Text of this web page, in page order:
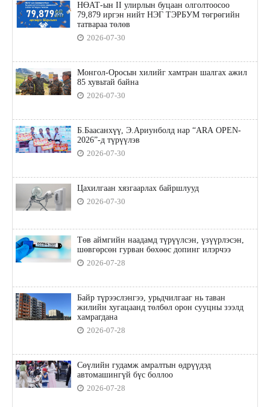
НӨАТ-ын II улирлын буцаан олголтоосоо
79,879 иргэн нийт НЭГ ТЭРБУМ төгрөгийн
татвараа төлөв
2026-07-30
Монгол-Оросын хилийг хамтран шалгах ажил
85 хувьтай байна
2026-07-30
Б.Баасанхүү, Э.Ариунболд нар “ARA OPEN-
2026”-д түрүүлэв
2026-07-30
Цахилгаан хязгаарлах байршлууд
2026-07-30
Төв аймгийн наадамд түрүүлсэн, үзүүрлэсэн,
шөвгөрсөн гурван бөхөөс допинг илэрчээ
2026-07-28
Байр түрээслэнгээ, урьдчилгааг нь таван
жилийн хугацаанд төлбөл орон сууцны зээлд
хамрагдана
2026-07-28
Сөүлийн гудамж амралтын өдрүүдэд
автомашингүй бүс боллоо
2026-07-28